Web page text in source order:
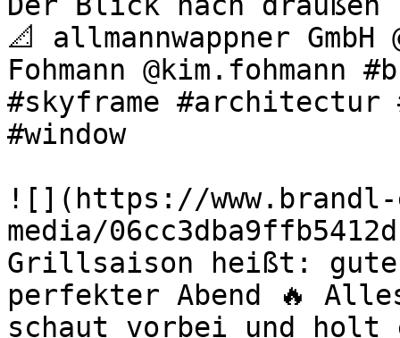
📐 allmannwappner GmbH
Fohmann @kim.fohmann
#skyframe #architectur
#window
![](https://
media/
Grillsaison heißt:
perfekter Abend 🔥
schaut vorbei und holt